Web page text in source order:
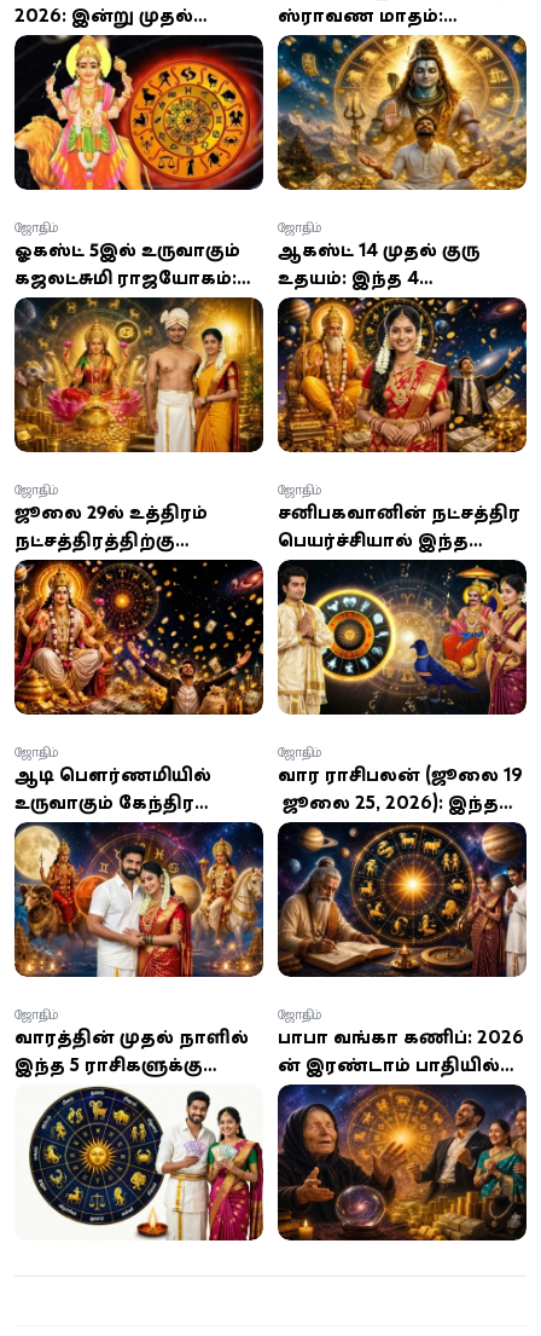
2026: இன்று முதல்
அதிர்ஷ்டம் பெறும் 3
ராசிகள் இவைதான்...
உங்க ராசி இதுல
இருக்கா?
ஸ்ராவண மாதம்:
சிவபெருமான் அருள்
பெறும் 4 ராசிகள்... உங்க
ராசி இதில் இருக்கா?
ஓகஸ்ட் 5இல் உருவாகும்
கஜலட்சுமி ராஜயோகம்:
இந்த 3
ராசிக்காரர்களுக்கு
சொத்து சேரும் யோகம்...
பணவரவு பல மடங்கு
உயரும்!
ஜோதிடம்
ஆகஸ்ட் 14 முதல் குரு
உதயம்: இந்த 4
ராசிகளுக்கு தொழில்,
பணவரவு, அதிர்ஷ்டத்தில்
பெரிய திருப்பம்!
ஜோதிடம்
ஜூலை 29-ல் உத்திரம்
நட்சத்திரத்திற்கு
செல்லும் சுக்கிரன்: இந்த
4 ராசிகளுக்கு செல்வம்,
வெற்றி, அதிர்ஷ்டம்
கைகூடுமாம்!
ஜோதிடம்
சனிபகவானின் நட்சத்திர
பெயர்ச்சியால் இந்த
ராசிகளுக்கு பொற்காலம்
ஆரம்பம்; உங்க ராசி
என்ன?
ஜோதிடம்
ஆடி பௌர்ணமியில்
உருவாகும் கேந்திர
திருஷ்டி யோகம்: இந்த 4
ராசிக்காரர்களுக்கு
செல்வமும்
முன்னேற்றமும் தேடி
வருமாம்!
ஜோதிடம்
வார ராசிபலன் (ஜூலை 19
- ஜூலை 25, 2026): இந்த
வாரம் எந்த ராசிக்கு
அதிர்ஷ்டம்? யாருக்கு
பிரச்சனைகள் குறையும்?
ஜோதிடம்
வாரத்தின் முதல் நாளில்
இந்த 5 ராசிகளுக்கு
அதிர்ஷ்ட யோகம்... 12
ராசிகளுக்குமான முழு
பலன்கள்!
ஜோதிடம்
பாபா வங்கா கணிப்பு: 2026-
ன் இரண்டாம் பாதியில்
கோடீஸ்வரராகும் யோகம்
பெற்ற 4 அதிர்ஷ்ட
ராசிகள்!
ஜோதிடம்